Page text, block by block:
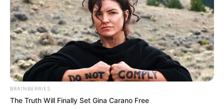
BRAINBERRIES
The Truth Will Finally Set Gina Carano Free